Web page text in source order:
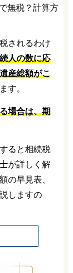
されるわけ
人の数に応
産総額がこ
す。
場合は、期
ると相続税
が詳しく解
の早見表、
しますの